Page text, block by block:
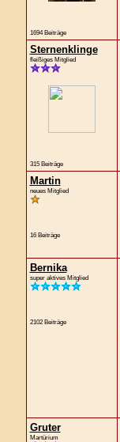
1694 Beiträge
Sternenklinge
fleißiges Mitglied
315 Beiträge
Martin
neues Mitglied
16 Beiträge
Bernika
super aktives Mitglied
2102 Beiträge
Gruter
Martürium